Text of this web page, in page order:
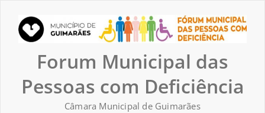
content
Forum Municipal das
Pessoas com Deficiência
Câmara Municipal de Guimarães